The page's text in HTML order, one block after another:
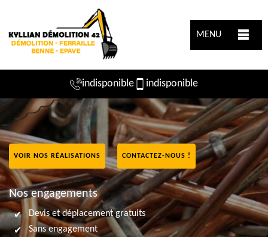
MENU
indisponible indisponible
VOIR NOS RÉALISATIONS CONTACTEZ-NOUS !
Nos engagements
Devis et déplacement gratuits
Sans engagement